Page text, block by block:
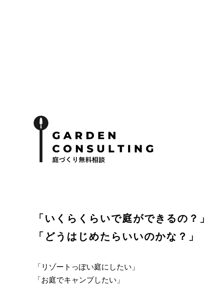
「いくらくらいで庭ができるの？」
「どうはじめたらいいのかな？」
「リゾートっぽい庭にしたい」
「お庭でキャンプしたい」